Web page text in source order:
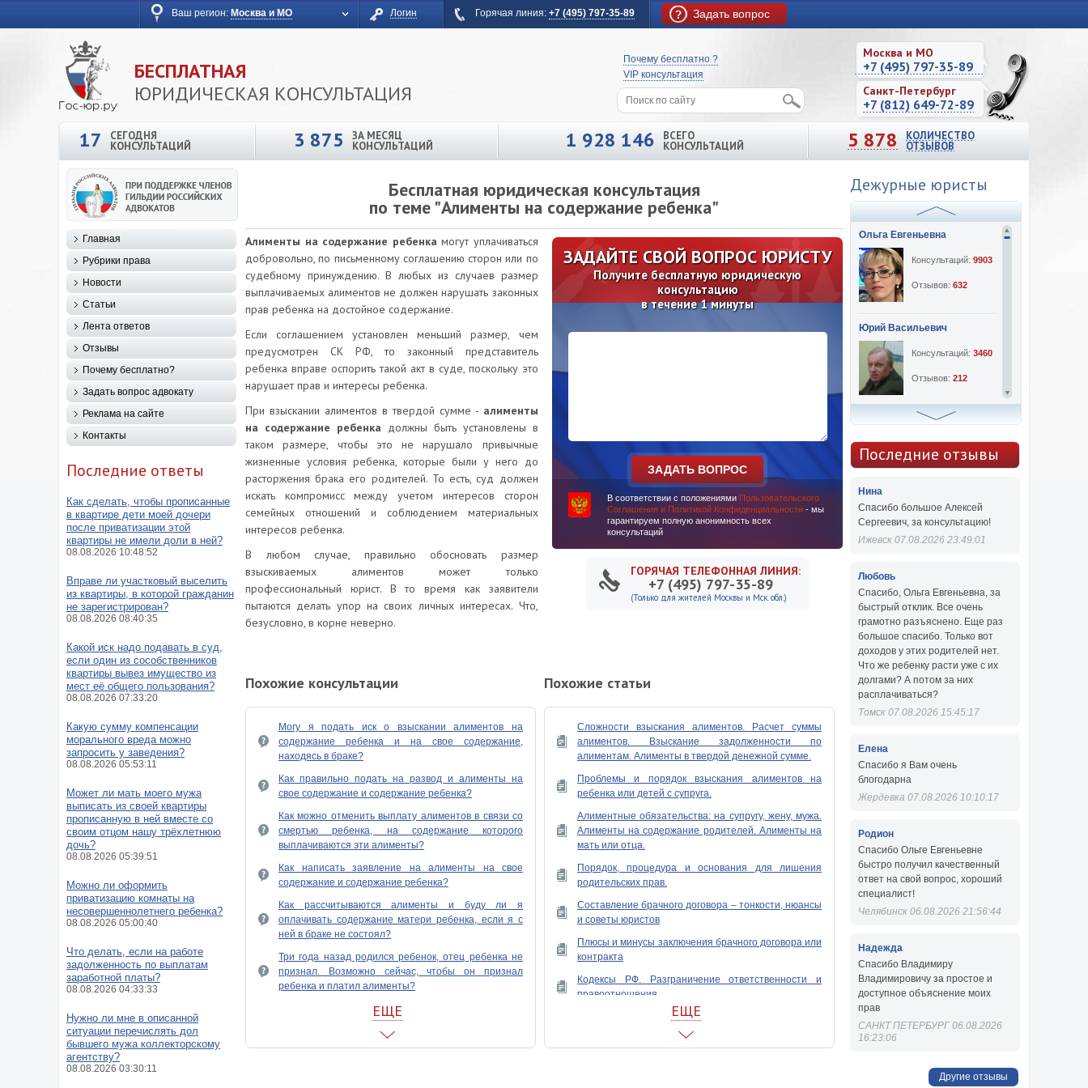
Ваш регион: Москва и МО Логин Горячая линия: +7 (495) 797-35-89 Задать вопрос
БЕСПЛАТНАЯ
ЮРИДИЧЕСКАЯ КОНСУЛЬТАЦИЯ
Москва и МО
+7 (495) 797-35-89
Санкт-Петербург
+7 (812) 649-72-89
Почему бесплатно ?
VIP консультация
17 СЕГОДНЯ
КОНСУЛЬТАЦИЙ 3 875 ЗА МЕСЯЦ
КОНСУЛЬТАЦИЙ 1 928 146 ВСЕГО
КОНСУЛЬТАЦИЙ 5 878 КОЛИЧЕСТВО
ОТЗЫВОВ
Бесплатная юридическая консультация
по теме "Алименты на содержание ребенка"
Алименты на содержание ребенка могут уплачиваться
добровольно, по письменному соглашению сторон или по
судебному принуждению. В любых из случаев размер
выплачиваемых алиментов не должен нарушать законных
прав ребенка на достойное содержание.
Если соглашением установлен меньший размер, чем
предусмотрен СК РФ, то законный представитель
ребенка вправе оспорить такой акт в суде, поскольку это
нарушает прав и интересы ребенка.
При взыскании алиментов в твердой сумме - алименты
на содержание ребенка должны быть установлены в
таком размере, чтобы это не нарушало привычные
жизненные условия ребенка, которые были у него до
расторжения брака его родителей. То есть, суд должен
искать компромисс между учетом интересов сторон
семейных отношений и соблюдением материальных
интересов ребенка.
В любом случае, правильно обосновать размер
взыскиваемых алиментов может только
профессиональный юрист. В то время как заявители
пытаются делать упор на своих личных интересах. Что,
безусловно, в корне неверно.
ЗАДАЙТЕ СВОЙ ВОПРОС ЮРИСТУ
Получите бесплатную юридическую
консультацию
в течение 1 минуты
ЗАДАТЬ ВОПРОС
В соответствии с положениями Пользовательского
Соглашения и Политикой Конфиденциальности - мы
гарантируем полную анонимность всех
консультаций
ГОРЯЧАЯ ТЕЛЕФОННАЯ ЛИНИЯ:
+7 (495) 797-35-89
(Только для жителей Москвы и Мск. обл.)
Похожие консультации
Могу я подать иск о взыскании алиментов на
содержание ребенка и на свое содержание,
находясь в браке?
Как правильно подать на развод и алименты на
свое содержание и содержание ребенка?
Как можно отменить выплату алиментов в связи со
смертью ребенка, на содержание которого
выплачиваются эти алименты?
Как написать заявление на алименты на свое
содержание и содержание ребенка?
Как рассчитываются алименты и буду ли я
оплачивать содержание матери ребенка, если я с
ней в браке не состоял?
Три года назад родился ребенок, отец ребенка не
признал. Возможно сейчас, чтобы он признал
ребенка и платил алименты?
Обязан ли отец ребенка содержать меня и ребенка
Хочу подать на алименты, но, отец ребенка делать
ЕЩЕ
Похожие статьи
Сложности взыскания алиментов. Расчет суммы
алиментов. Взыскание задолженности по
алиментам. Алименты в твердой денежной сумме.
Проблемы и порядок взыскания алиментов на
ребенка или детей с супруга.
Алиментные обязательства: на супругу, жену, мужа.
Алименты на содержание родителей. Алименты на
мать или отца.
Порядок, процедура и основания для лишения
родительских прав.
Составление брачного договора – тонкости, нюансы
и советы юристов
Плюсы и минусы заключения брачного договора или
контракта
Кодексы РФ. Разграничение ответственности и
правоотношения
Ипотека и раздел имущества при разводе
Про брачный договор в России...
ЕЩЕ
Главная
Рубрики права
Новости
Статьи
Лента ответов
Отзывы
Почему бесплатно?
Задать вопрос адвокату
Реклама на сайте
Контакты
Последние ответы
Как сделать, чтобы прописанные
в квартире дети моей дочери
после приватизации этой
квартиры не имели доли в ней?
08.08.2026 10:48:52
Вправе ли участковый выселить
из квартиры, в которой гражданин
не зарегистрирован?
08.08.2026 08:40:35
Какой иск надо подавать в суд,
если один из сособственников
квартиры вывез имущество из
мест её общего пользования?
08.08.2026 07:33:20
Какую сумму компенсации
морального вреда можно
запросить у заведения?
08.08.2026 05:53:11
Может ли мать моего мужа
выписать из своей квартиры
прописанную в ней вместе со
своим отцом нашу трёхлетнюю
дочь?
08.08.2026 05:39:51
Можно ли оформить
приватизацию комнаты на
несовершеннолетнего ребенка?
08.08.2026 05:00:40
Что делать, если на работе
задолженность по выплатам
заработной платы?
08.08.2026 04:33:33
Нужно ли мне в описанной
ситуации перечислять дол
бывшего мужа коллекторскому
агентству?
08.08.2026 03:30:11
Дежурные юристы
Ольга Евгеньевна
Консультаций: 9903
Отзывов: 632
Юрий Васильевич
Консультаций: 3460
Отзывов: 212
Алексей Сергеевич
Отзывов:47
Последние отзывы
Нина
Спасибо большое Алексей
Сергеевич, за консультацию!
Ижевск 07.08.2026 23:49:01
Любовь
Спасибо, Ольга Евгеньевна, за
быстрый отклик. Все очень
грамотно разъяснено. Еще раз
большое спасибо. Только вот
доходов у этих родителей нет.
Что же ребенку расти уже с их
долгами? А потом за них
расплачиваться?
Томск 07.08.2026 15:45:17
Елена
Спасибо я Вам очень
блогодарна
Жердевка 07.08.2026 10:10:17
Родион
Спасибо Ольге Евгеньевне
быстро получил качественный
ответ на свой вопрос, хороший
специалист!
Челябинск 06.08.2026 21:56:44
Надежда
Спасибо Владимиру
Владимировичу за простое и
доступное объяснение моих
прав
САНКТ ПЕТЕРБУРГ 06.08.2026
16:23:06
Другие отзывы